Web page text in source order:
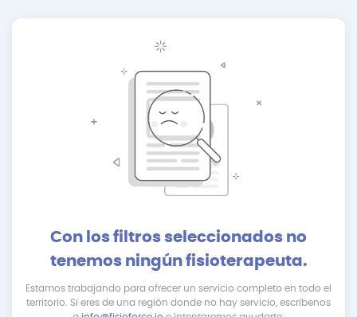
Con los filtros seleccionados no
tenemos ningún fisioterapeuta.
Estamos trabajando para ofrecer un servicio completo en todo el
territorio. Si eres de una región donde no hay servicio, escríbenos